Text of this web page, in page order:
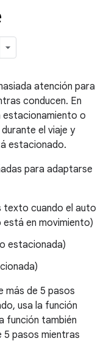
atención para
conducen. En
estacionamiento o
el viaje y
estacionado.
para adaptarse
texto cuando el auto
en movimiento)
estacionada)
más de 5 pasos
usa la función
función también
5 pasos mientras